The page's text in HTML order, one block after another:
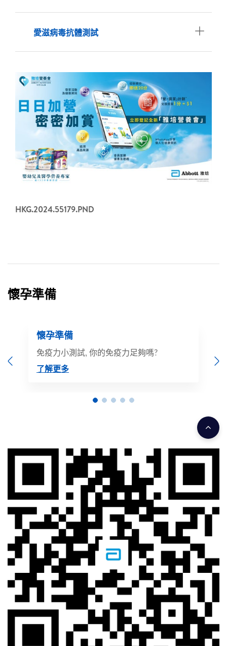
愛滋病毒抗體測試
HKG.2024.55179.PND
懷孕準備
懷孕準備
免疫力小測試, 你的免疫力足夠嗎?
了解更多